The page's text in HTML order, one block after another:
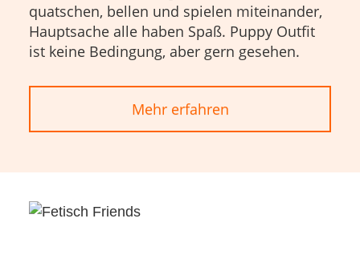
quatschen, bellen und spielen miteinander,
Hauptsache alle haben Spaß. Puppy Outfit
ist keine Bedingung, aber gern gesehen.
Mehr erfahren